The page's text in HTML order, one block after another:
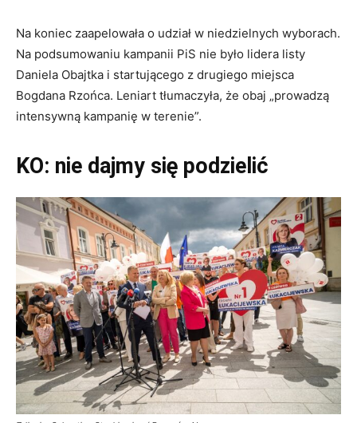
Na koniec zaapelowała o udział w niedzielnych wyborach.
Na podsumowaniu kampanii PiS nie było lidera listy
Daniela Obajtka i startującego z drugiego miejsca
Bogdana Rzońca. Leniart tłumaczyła, że obaj „prowadzą
intensywną kampanię w terenie”.
KO: nie dajmy się podzielić